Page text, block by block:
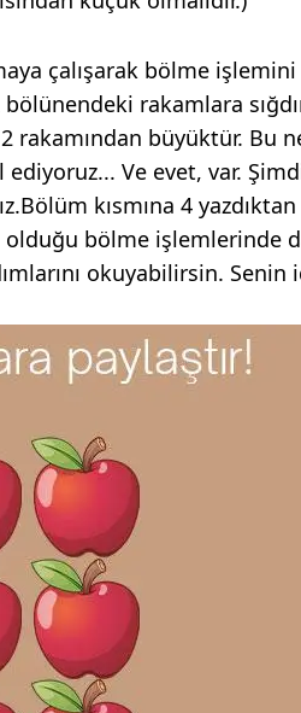
çalışarak bölme
rakamlara
rakamından büyüktür. Bu
Ve evet, var.
kısmına 4
olduğu bölme işlemlerinde
okuyabilirsin.